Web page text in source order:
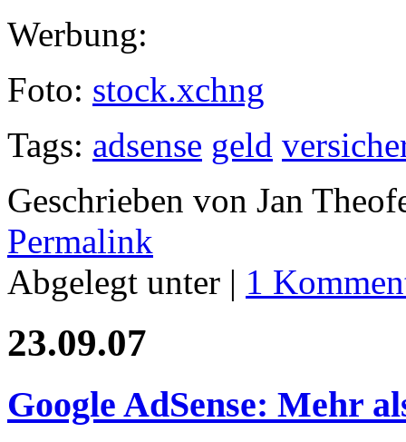
Werbung:
Foto: stock.xchng
Tags: adsense geld
Geschrieben von Jan
Permalink
Abgelegt unter | 1
23.09.07
Google AdSense: Mehr